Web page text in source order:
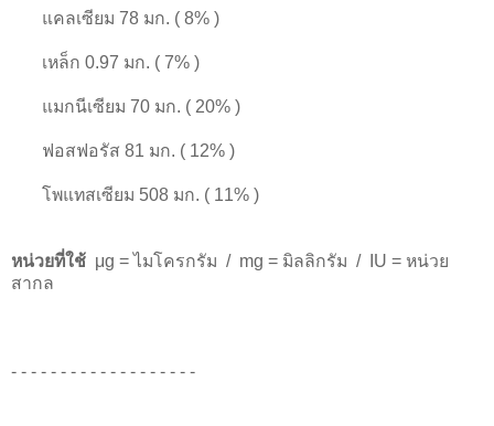
แคลเซียม 78 มก. ( 8% )
เหล็ก 0.97 มก. ( 7% )
แมกนีเซียม 70 มก. ( 20% )
ฟอสฟอรัส 81 มก. ( 12% )
โพแทสเซียม 508 มก. ( 11% )
หน่วยที่ใช้ μg = ไมโครกรัม / mg = มิลลิกรัม / IU = หน่วย
สากล
- - - - - - - - - - - - - - - - - - -